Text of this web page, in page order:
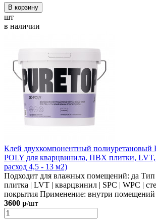
В корзину
шт
в наличии
Клей двухкомпонентный полиуретановый
POLY для кварцвинила, ПВХ плитки, LVT,
расход 4,5 - 13 м2)
Подходит для влажных помещений: да Тип
плитка | LVT | кварцвинил | SPC | WPC |
покрытия Применение: внутри помещений
3600 р/шт